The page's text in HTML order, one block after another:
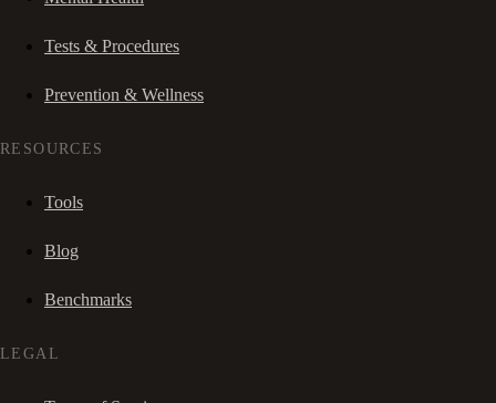
Tests & Procedures
Prevention & Wellness
RESOURCES
Tools
Blog
Benchmarks
LEGAL